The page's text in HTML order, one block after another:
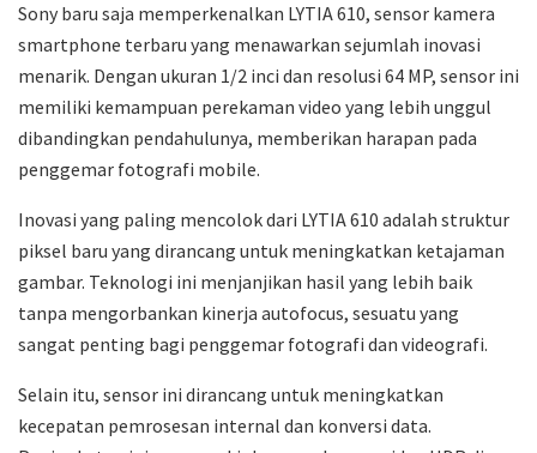
Sony baru saja memperkenalkan LYTIA 610, sensor kamera
smartphone terbaru yang menawarkan sejumlah inovasi
menarik. Dengan ukuran 1/2 inci dan resolusi 64 MP, sensor ini
memiliki kemampuan perekaman video yang lebih unggul
dibandingkan pendahulunya, memberikan harapan pada
penggemar fotografi mobile.
Inovasi yang paling mencolok dari LYTIA 610 adalah struktur
piksel baru yang dirancang untuk meningkatkan ketajaman
gambar. Teknologi ini menjanjikan hasil yang lebih baik
tanpa mengorbankan kinerja autofocus, sesuatu yang
sangat penting bagi penggemar fotografi dan videografi.
Selain itu, sensor ini dirancang untuk meningkatkan
kecepatan pemrosesan internal dan konversi data.